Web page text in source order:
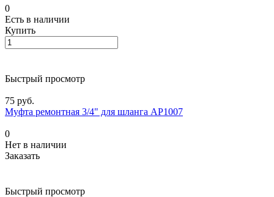
0
Есть в наличии
Купить
Быстрый просмотр
75 руб.
Муфта ремонтная 3/4" для шланга АР1007
0
Нет в наличии
Заказать
Быстрый просмотр